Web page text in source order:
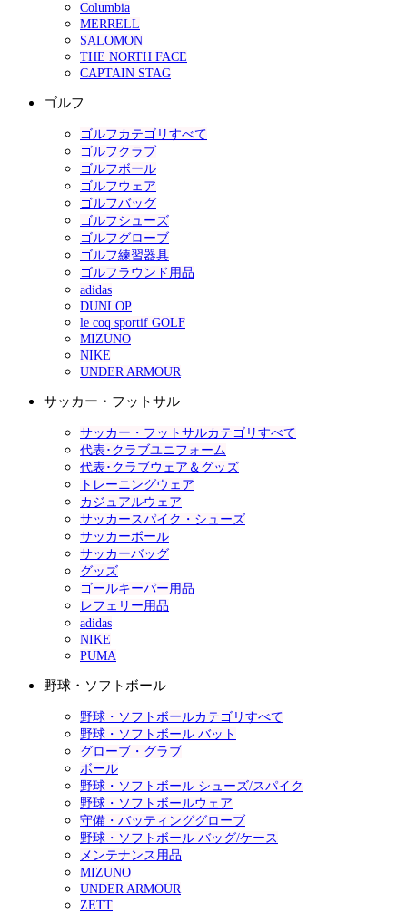
Columbia
MERRELL
SALOMON
THE NORTH FACE
CAPTAIN STAG
ゴルフ
ゴルフカテゴリすべて
ゴルフクラブ
ゴルフボール
ゴルフウェア
ゴルフバッグ
ゴルフシューズ
ゴルフグローブ
ゴルフ練習器具
ゴルフラウンド用品
adidas
DUNLOP
le coq sportif GOLF
MIZUNO
NIKE
UNDER ARMOUR
サッカー・フットサル
サッカー・フットサルカテゴリすべて
代表･クラブユニフォーム
代表･クラブウェア＆グッズ
トレーニングウェア
カジュアルウェア
サッカースパイク・シューズ
サッカーボール
サッカーバッグ
グッズ
ゴールキーパー用品
レフェリー用品
adidas
NIKE
PUMA
野球・ソフトボール
野球・ソフトボールカテゴリすべて
野球・ソフトボール バット
グローブ・グラブ
ボール
野球・ソフトボール シューズ/スパイク
野球・ソフトボールウェア
守備・バッティンググローブ
野球・ソフトボール バッグ/ケース
メンテナンス用品
MIZUNO
UNDER ARMOUR
ZETT